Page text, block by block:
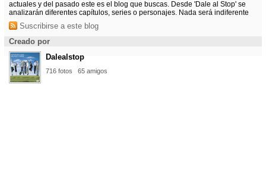
actuales y del pasado este es el blog que buscas. Desde 'Dale al Stop' se
analizarán diferentes capítulos, series o personajes. Nada será indiferente
Suscribirse a este blog
Creado por
Dalealstop
716 fotos 65 amigos